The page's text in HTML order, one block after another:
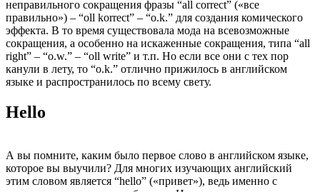
неправильного сокращения фразы “all correct” («все
правильно») – “oll korrect” – “o.k.” для создания комического
эффекта. В то время существовала мода на всевозможные
сокращения, а особенно на искаженные сокращения, типа “all
right” – “o.w.” – “oll write” и т.п. Но если все они с тех пор
канули в лету, то “o.k.” отлично прижилось в английском
языке и распространилось по всему свету.
Hello
А вы помните, каким было первое слово в английском языке,
которое вы выучили? Для многих изучающих английский
этим словом является “hello” («привет»), ведь именно с